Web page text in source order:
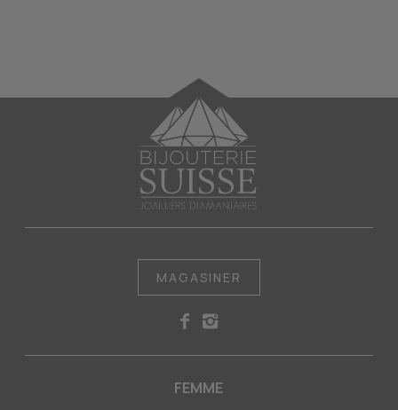
MAGASINER
FEMME